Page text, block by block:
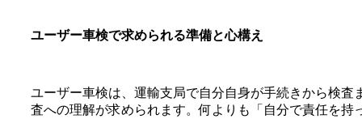
ユーザー車検で求められる準備と心構え
ユーザー車検は、運輸支局で自分自身が手続きから検
査への理解が求められます。何よりも「自分で責任を